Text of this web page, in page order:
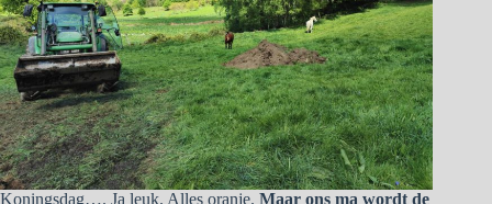
Koningsdag…. Ja leuk. Alles oranje. Maar ons ma wordt de